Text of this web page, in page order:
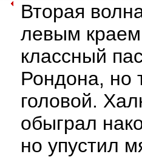
Вторая
левым
классный
Рондона, но
головой.
обыграл
но упустил